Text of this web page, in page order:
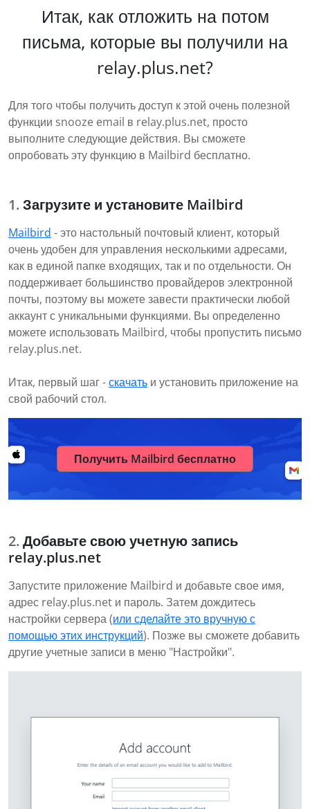
Итак, как отложить на потом
письма, которые вы получили на
relay.plus.net?
Для того чтобы получить доступ к этой очень полезной
функции snooze email в relay.plus.net, просто
выполните следующие действия. Вы сможете
опробовать эту функцию в Mailbird бесплатно.
Загрузите и установите Mailbird
Mailbird - это настольный почтовый клиент, который
очень удобен для управления несколькими адресами,
как в единой папке входящих, так и по отдельности. Он
поддерживает большинство провайдеров электронной
почты, поэтому вы можете завести практически любой
аккаунт с уникальными функциями. Вы определенно
можете использовать Mailbird, чтобы пропустить письмо
relay.plus.net.
Итак, первый шаг -скачать и установить приложение на
свой рабочий стол.
Получить Mailbird бесплатно
Добавьте свою учетную запись
relay.plus.net
Запустите приложение Mailbird и добавьте свое имя,
адрес relay.plus.net и пароль. Затем дождитесь
настройки сервера (или сделайте это вручную с
помощью этих инструкций). Позже вы сможете добавить
другие учетные записи в меню "Настройки".